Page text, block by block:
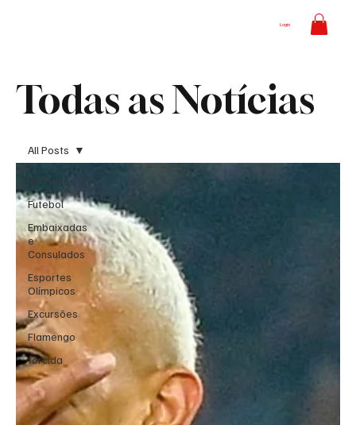
Login
Todas as Notícias
All Posts
Futebol
Embaixadas
e
Consulados
Esportes
Olímpicos
Excursões
Flamengo
torcida
All Posts